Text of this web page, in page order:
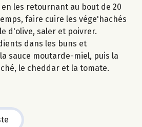
les retournant au bout de 20
faire cuire les vége'hachés
d'olive, saler et poivrer.
dans les buns et
sauce moutarde-miel, puis la
le cheddar et la tomate.